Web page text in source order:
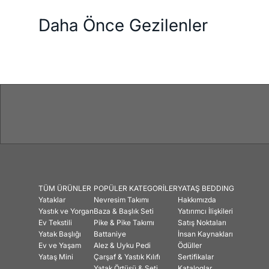
Daha Önce Gezilenler
TÜM ÜRÜNLER
Yataklar
Yastık ve Yorgan
Ev Tekstili
Yatak Başlığı
Ev ve Yaşam
Yataş Mini
POPÜLER KATEGORİLER
Nevresim Takımı
Baza & Başlık Seti
Pike & Pike Takımı
Battaniye
Alez & Uyku Pedi
Çarşaf & Yastık Kılıfı
YATAŞ BEDDING
Hakkımızda
Yatırımcı İlişkileri
Satış Noktaları
İnsan Kaynakları
Ödüller
Sertifikalar